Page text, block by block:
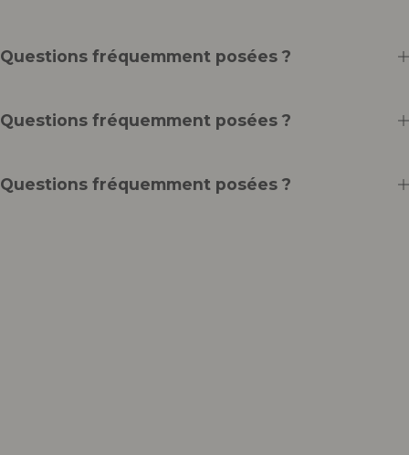
Questions fréquemment posées ?
Questions fréquemment posées ?
Questions fréquemment posées ?